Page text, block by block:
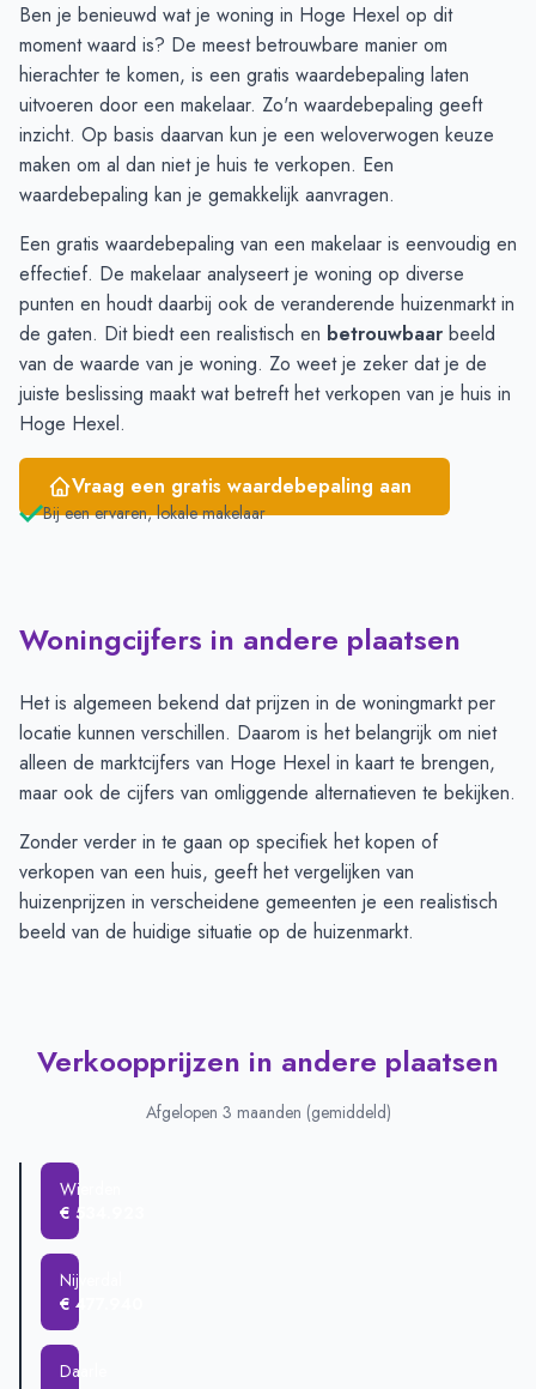
April
€ 216.750
€ 229.000
Mei
€ 179.475
€ 226.285
Juni
€ 458.390 € 202.916
Ben je benieuwd wat je woning in Hoge Hexel op dit
moment waard is? De meest betrouwbare manier om
hierachter te komen, is een gratis waardebepaling laten
uitvoeren door een makelaar. Zo'n waardebepaling geeft
inzicht. Op basis daarvan kun je een weloverwogen keuze
maken om al dan niet je huis te verkopen. Een
waardebepaling kan je gemakkelijk aanvragen.
Een gratis waardebepaling van een makelaar is eenvoudig en
effectief. De makelaar analyseert je woning op diverse
punten en houdt daarbij ook de veranderende huizenmarkt in
de gaten. Dit biedt een realistisch en betrouwbaar beeld
van de waarde van je woning. Zo weet je zeker dat je de
juiste beslissing maakt wat betreft het verkopen van je huis in
Hoge Hexel.
Vraag een gratis waardebepaling aan
Bij een ervaren, lokale makelaar
Woningcijfers in andere plaatsen
Het is algemeen bekend dat prijzen in de woningmarkt per
locatie kunnen verschillen. Daarom is het belangrijk om niet
alleen de marktcijfers van Hoge Hexel in kaart te brengen,
maar ook de cijfers van omliggende alternatieven te bekijken.
Zonder verder in te gaan op specifiek het kopen of
verkopen van een huis, geeft het vergelijken van
huizenprijzen in verscheidene gemeenten je een realistisch
beeld van de huidige situatie op de huizenmarkt.
Verkoopprijzen in andere plaatsen
Afgelopen 3 maanden (gemiddeld)
Wierden
€ 534.923
Nijverdal
€ 477.940
Daarle